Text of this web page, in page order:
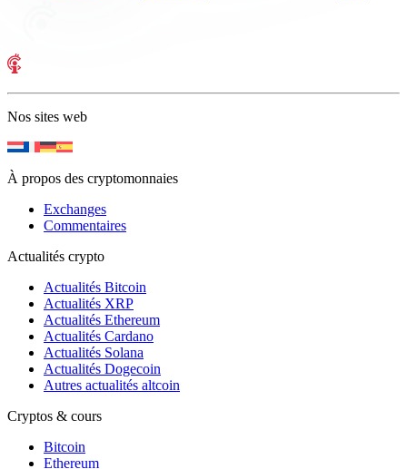
Nos sites web
À propos des cryptomonnaies
Exchanges
Commentaires
Actualités crypto
Actualités Bitcoin
Actualités XRP
Actualités Ethereum
Actualités Cardano
Actualités Solana
Actualités Dogecoin
Autres actualités altcoin
Cryptos & cours
Bitcoin
Ethereum